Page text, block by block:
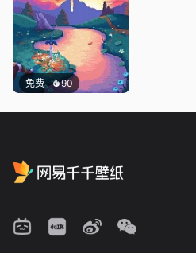
免费 90